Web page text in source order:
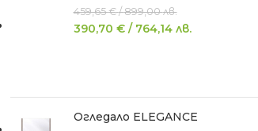
459,65€ /899,00лв.
390,70 € / 764,14 лв.
Огледало ELEGANCE